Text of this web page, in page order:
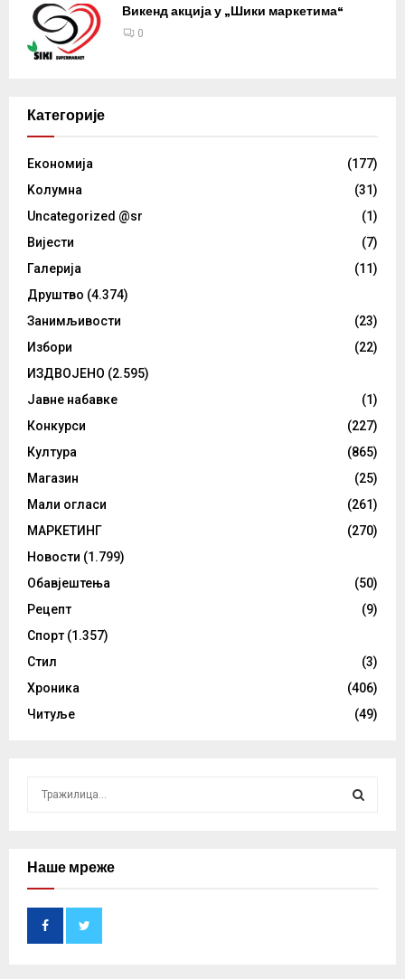
Викенд акција у „Шики маркетима“
0
Категорије
Eкономија
(177)
Kолумнa
(31)
Uncategorized @sr
(1)
Вијести
(7)
Галерија
(11)
Друштво (4.374)
Занимљивости
(23)
Избори
(22)
ИЗДВОЈЕНО (2.595)
Јавне набавке
(1)
Конкурси
(227)
Култура
(865)
Магазин
(25)
Мали огласи
(261)
МАРКЕТИНГ
(270)
Новости (1.799)
Обавјештења
(50)
Рецепт
(9)
Спорт (1.357)
Стил
(3)
Хроника
(406)
Читуље
(49)
cНаше мреже